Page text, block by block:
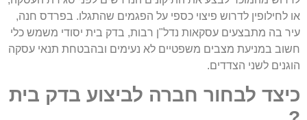
או לחילופין לדרוש פיצוי כספי על הפגמים שהתגלו. בפרדס חנה,
עיר בה מתבצעים עסקאות נדל"ן רבות, בדק בית יסודי משמש כלי
חשוב במניעת מצבים משפטיים לא נעימים ובהבטחת תנאי עסקה
הוגנים לשני הצדדים.
כיצד לבחור חברה לביצוע בדק בית